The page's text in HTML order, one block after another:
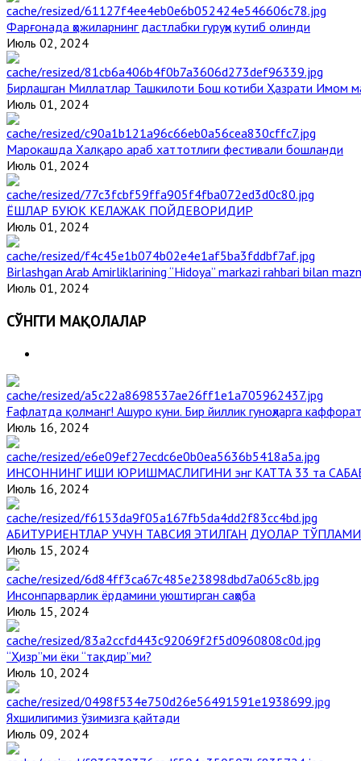
Фарғонада ҳожиларнинг дастлабки гуруҳи кутиб олинди
Июль 02, 2024
Бирлашган Миллатлар Ташкилоти Бош котиби Ҳазрати Имом
Июль 01, 2024
Марокашда Халқаро араб хаттотлиги фестивали бошланди
Июль 01, 2024
ЁШЛАР БУЮК КЕЛАЖАК ПОЙДЕВОРИДИР
Июль 01, 2024
Birlashgan Arab Amirliklarining “Hidoya” markazi rahbari bilan
Июль 01, 2024
СЎНГГИ МАҚОЛАЛАР
Ғафлатда қолманг! Ашуро куни. Бир йиллик гуноҳларга
Июль 16, 2024
ИНСОННИНГ ИШИ ЮРИШМАСЛИГИНИ энг КАТТА 33 та
Июль 16, 2024
АБИТУРИЕНТЛАР УЧУН ТАВСИЯ ЭТИЛГАН ДУОЛАР ТЎПЛАМИ
Июль 15, 2024
Инсонпарварлик ёрдамини уюштирган саҳоба
Июль 15, 2024
“Ҳизр”ми ёки “тақдир”ми?
Июль 10, 2024
Яхшилигимиз ўзимизга қайтади
Июль 09, 2024